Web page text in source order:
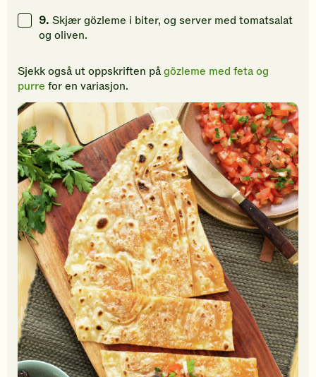
9. Skjær gözleme i biter, og server med tomatsalat
og oliven.
Sjekk også ut oppskriften pågözleme med feta og
purre for en variasjon.